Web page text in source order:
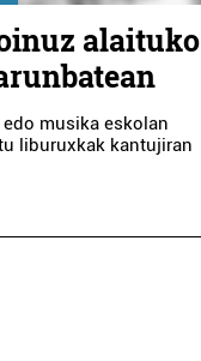
alaituko
musika eskolan
liburuxkak kantujiran